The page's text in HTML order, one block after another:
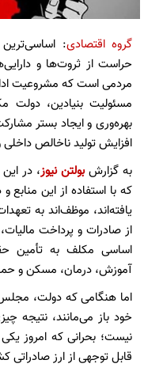
گروه اقتصادی:
حراست از ثروت‌ها و
مردمی است که مشروعیت
مسئولیت بنیادین، دولت
بهره‌وری و ایجاد بستر
افزایش تولید ناخالص داخلی
به گزارشبولتن نیوز، در
که با استفاده از این
یافته‌اند، موظف‌اند به
از صادرات و پرداخت
اساسی مکلف به تأمین
آموزش، درمان، مسکن و
اما هنگامی که دولت،
خود باز می‌مانند، نتیجه
نیست؛ بحرانی که امروز
قابل توجهی از ارز صادراتی